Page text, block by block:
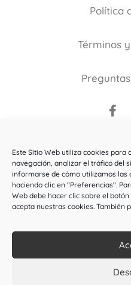
Este Sitio Web utiliza cookies
navegación, analizar el tráfico del
informarse de cómo utilizamos las
haciendo clic en "Preferencias".
Web debe hacer clic sobre el
acepta nuestras cookies. También
Política
Términos
El Bosque
Todos los
Esta web ha sido